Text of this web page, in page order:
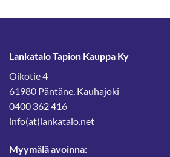
Lankatalo Tapion Kauppa Ky
Oikotie 4
61980 Päntäne, Kauhajoki
0400 362 416
info(at)lankatalo.net
Myymälä avoinna: